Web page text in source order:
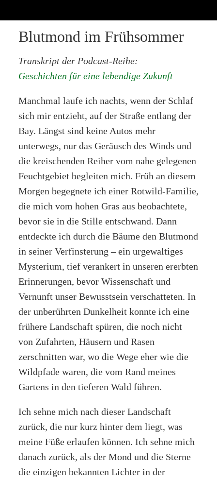
Blutmond im Frühsommer
Transkript der Podcast-Reihe:
Geschichten für eine lebendige Zukunft
Manchmal laufe ich nachts, wenn der Schlaf
sich mir entzieht, auf der Straße entlang der
Bay. Längst sind keine Autos mehr
unterwegs, nur das Geräusch des Winds und
die kreischenden Reiher vom nahe gelegenen
Feuchtgebiet begleiten mich. Früh an diesem
Morgen begegnete ich einer Rotwild-Familie,
die mich vom hohen Gras aus beobachtete,
bevor sie in die Stille entschwand. Dann
entdeckte ich durch die Bäume den Blutmond
in seiner Verfinsterung – ein urgewaltiges
Mysterium, tief verankert in unseren ererbten
Erinnerungen, bevor Wissenschaft und
Vernunft unser Bewusstsein verschatteten. In
der unberührten Dunkelheit konnte ich eine
frühere Landschaft spüren, die noch nicht
von Zufahrten, Häusern und Rasen
zerschnitten war, wo die Wege eher wie die
Wildpfade waren, die vom Rand meines
Gartens in den tieferen Wald führen.
Ich sehne mich nach dieser Landschaft
zurück, die nur kurz hinter dem liegt, was
meine Füße erlaufen können. Ich sehne mich
danach zurück, als der Mond und die Sterne
die einzigen bekannten Lichter in der